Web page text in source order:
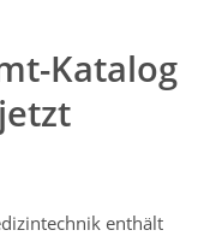
Katalog
enthält